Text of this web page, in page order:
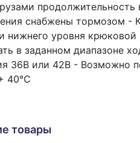
снабжены тормозом -
нижнего уровня
в заданном диапазоне
36В или 42В - Возможно
40°C
товары